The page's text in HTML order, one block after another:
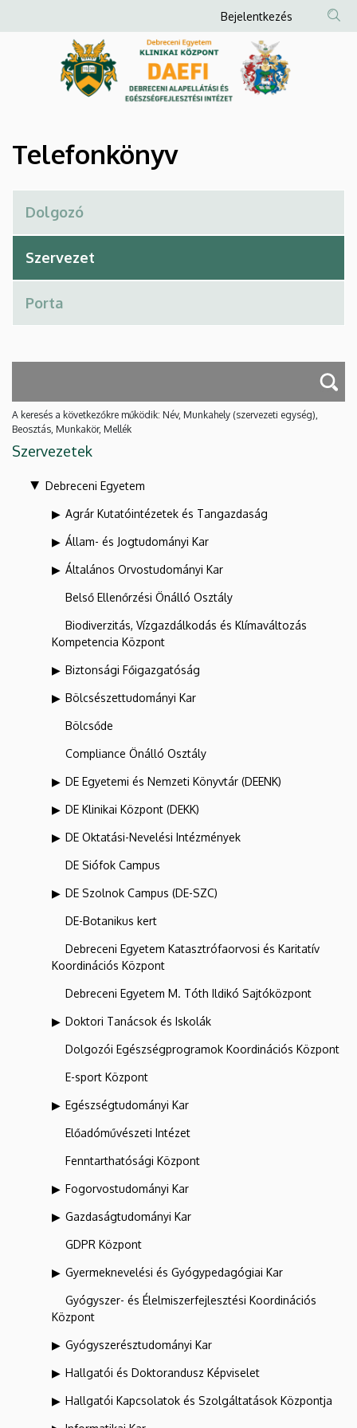
Debreceni
és
Egészségfejlesztési
Intézet
a
Anonim
Felhasználói
fiók
menüje
Bejelentkezés
Telefonkönyv
A keresés a következőkre működik: Név, Munkahely (szervezeti egység),
Beosztás, Munkakör, Mellék
Szervezetek
Debreceni Egyetem
Agrár Kutatóintézetek és Tangazdaság
Állam- és Jogtudományi Kar
Általános Orvostudományi Kar
Belső Ellenőrzési Önálló Osztály
Biodiverzitás, Vízgazdálkodás és Klímaváltozás
Kompetencia Központ
Biztonsági Főigazgatóság
Bölcsészettudományi Kar
Bölcsőde
Compliance Önálló Osztály
DE Egyetemi és Nemzeti Könyvtár (DEENK)
DE Klinikai Központ (DEKK)
DE Oktatási-Nevelési Intézmények
DE Siófok Campus
DE Szolnok Campus (DE-SZC)
DE-Botanikus kert
Debreceni Egyetem Katasztrófaorvosi és Karitatív
Koordinációs Központ
Debreceni Egyetem M. Tóth Ildikó Sajtóközpont
Doktori Tanácsok és Iskolák
Dolgozói Egészségprogramok Koordinációs Központ
E-sport Központ
Egészségtudományi Kar
Előadóművészeti Intézet
Fenntarthatósági Központ
Fogorvostudományi Kar
Gazdaságtudományi Kar
GDPR Központ
Gyermeknevelési és Gyógypedagógiai Kar
Gyógyszer- és Élelmiszerfejlesztési Koordinációs
Központ
Gyógyszerésztudományi Kar
Hallgatói és Doktorandusz Képviselet
Hallgatói Kapcsolatok és Szolgáltatások Központja